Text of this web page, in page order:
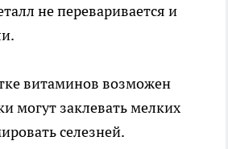
не переваривается и
витаминов возможен
могут заклевать мелких
селезней.